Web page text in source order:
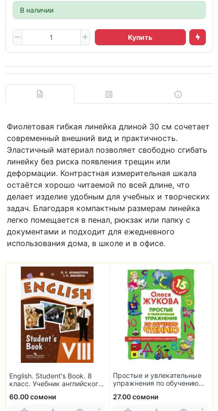
В наличии
Купить
Фиолетовая гибкая линейка длиной 30 см сочетает
современный внешний вид и практичность.
Эластичный материал позволяет свободно сгибать
линейку без риска появления трещин или
деформации. Контрастная измерительная шкала
остаётся хорошо читаемой по всей длине, что
делает изделие удобным для учебных и творческих
задач. Благодаря компактным размерам линейка
легко помещается в пенал, рюкзак или папку с
документами и подходит для ежедневного
использования дома, в школе и в офисе.
English. Student's Book. 8
класс. Учебник английского
60.00 сомони
Простые и увлекательные
упражнения по обучению
27.00 сомони